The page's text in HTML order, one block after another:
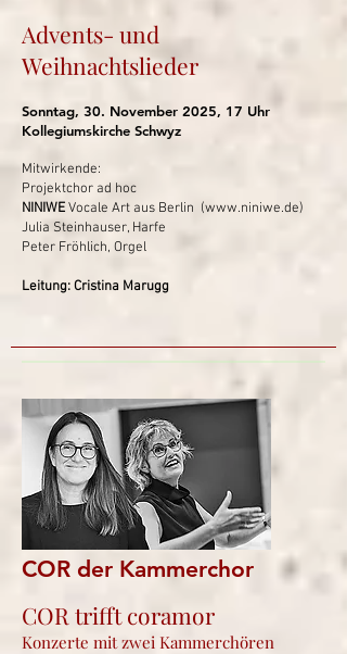
Advents- und
Weihnachtslieder
Sonntag, 30. November 2025, 17 Uhr
Kollegiumskirche Schwyz​
Mitwirkende:
Projektchor ad hoc
NINIWEVocale Art aus Berlin (www.niniwe.de)
Julia Steinhauser, Harfe
Peter Fröhlich, Orgel
Leitung: Cristina Marugg
COR der Kammerchor
COR trifft coramor
Konzerte mit zwei Kammerchören